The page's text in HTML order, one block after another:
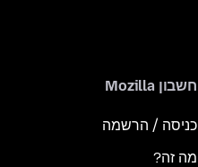
חשבון Mozilla
כניסה / הרשמה
מה זה?